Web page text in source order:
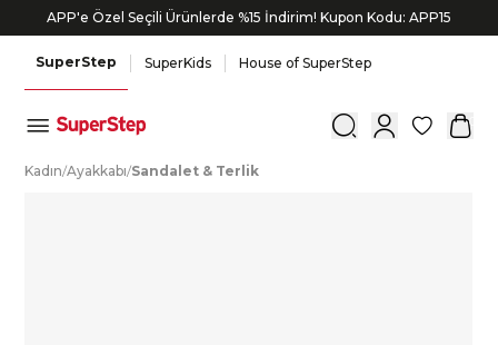
APP'e Özel Seçili Ürünlerde %15 İndirim! Kupon Kodu: APP15
SuperStep SuperKids House of SuperStep
0
Kadın/Ayakkabı/Sandalet & Terlik